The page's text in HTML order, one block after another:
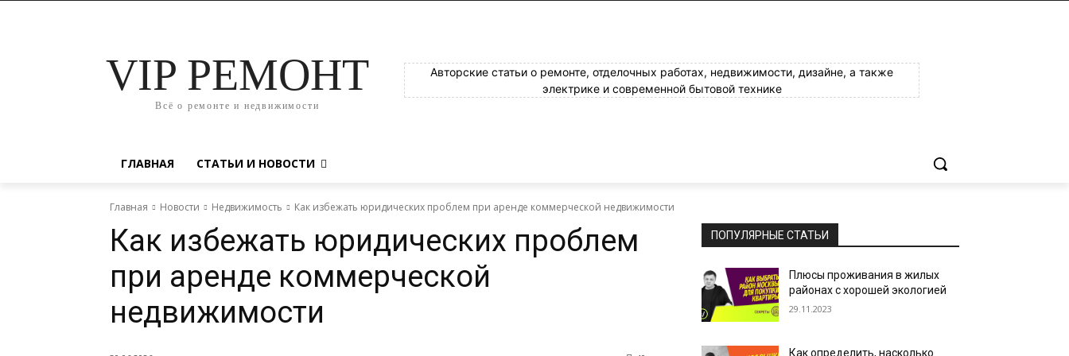
VIP РЕМОНТ
Всё о ремонте и недвижимости
Авторские статьи о ремонте, отделочных работах, недвижимости, дизайне, а также
электрике и современной бытовой технике
ГЛАВНАЯ СТАТЬИ И НОВОСТИ
Главная Новости Недвижимость Как избежать юридических проблем при аренде коммерческой недвижимости
Как избежать юридических проблем
при аренде коммерческой
недвижимости
ПОПУЛЯРНЫЕ СТАТЬИ
Плюсы проживания в жилых
районах с хорошей экологией
29.11.2023
Как определить, насколько